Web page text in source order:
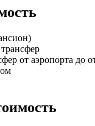
от аэропорта до